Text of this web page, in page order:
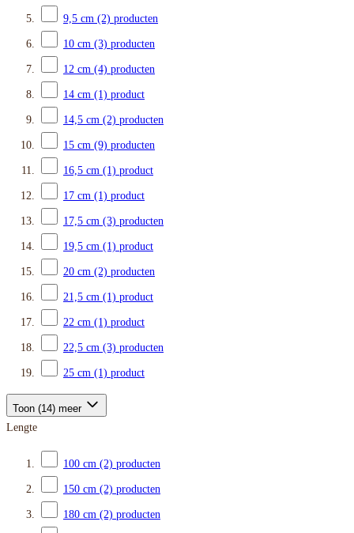
9,5 cm (2) producten
10 cm (3) producten
12 cm (4) producten
14 cm (1) product
14,5 cm (2) producten
15 cm (9) producten
16,5 cm (1) product
17 cm (1) product
17,5 cm (3) producten
19,5 cm (1) product
20 cm (2) producten
21,5 cm (1) product
22 cm (1) product
22,5 cm (3) producten
25 cm (1) product
Toon (14) meer
Lengte
100 cm (2) producten
150 cm (2) producten
180 cm (2) producten